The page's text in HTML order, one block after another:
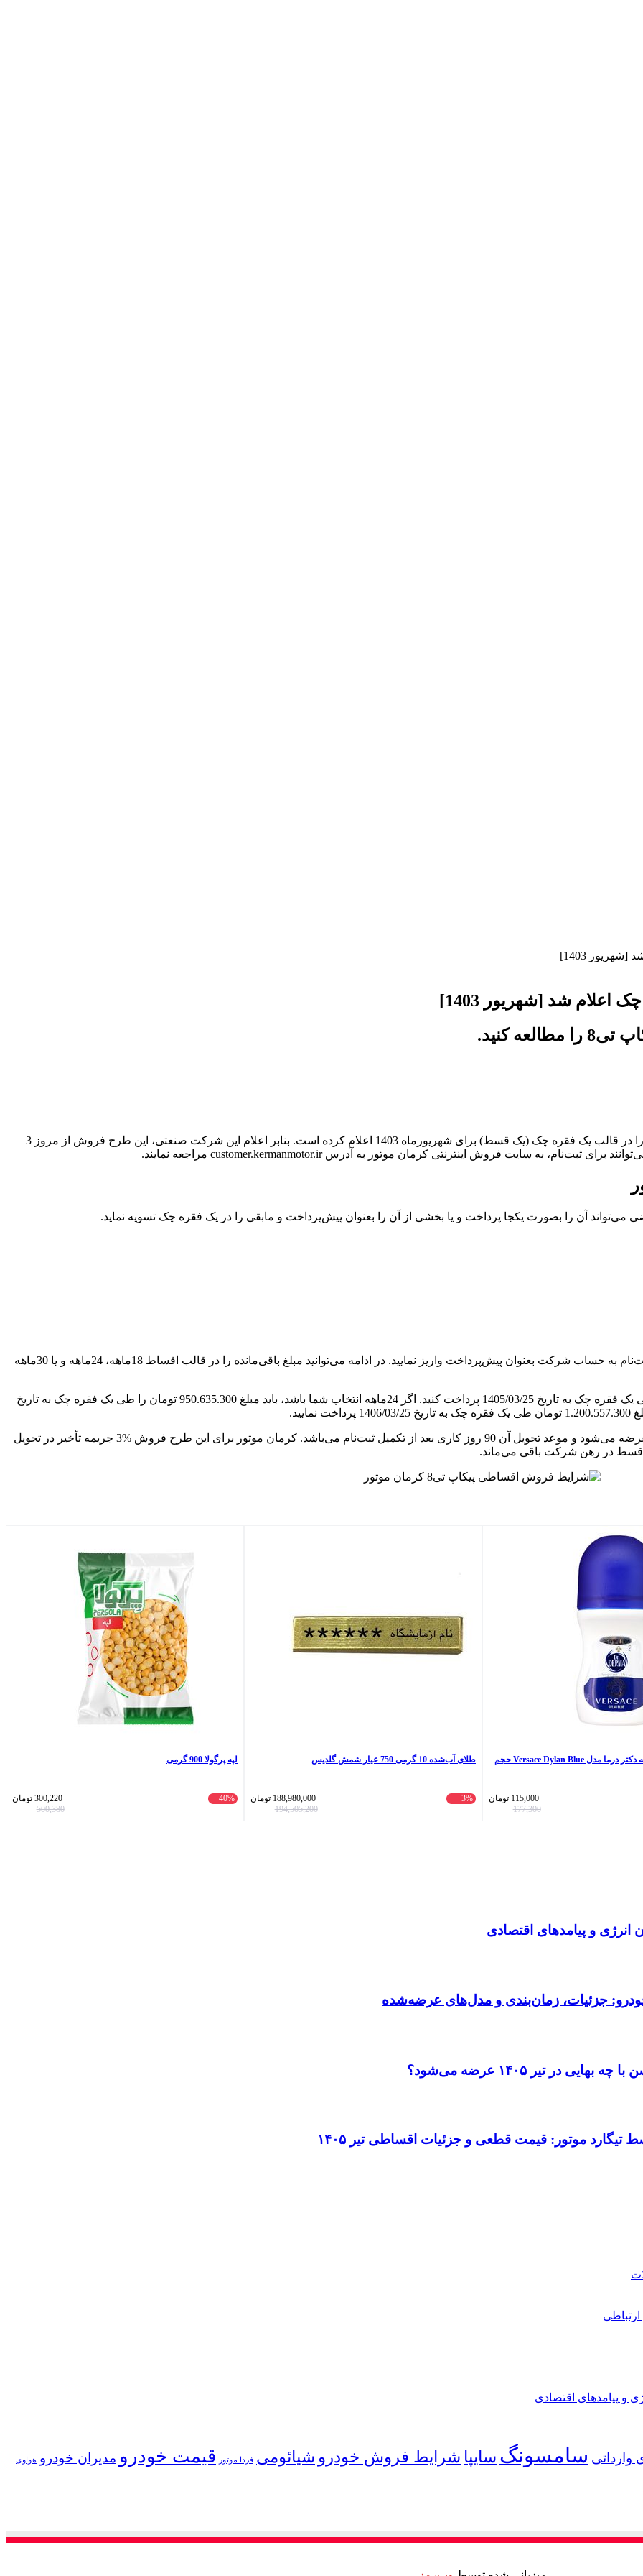
کنید.
گروه خودروسازی کرمان موتور شرایط فروش اقساطی پیکاپ تی8 را در قالب یک فقره چک (یک قسط) برای شهریورماه 1403 اعلام کرده است. بنابر اعلام این شرکت صنعتی، این طرح فروش از مروز 3
برای خرید اقساطی، باید 1 میلیارد تومان از مبلغ خودرو را در زمان ثبت‌نام به حساب شرکت بعنوان پیش‌پرداخت واریز نمایید. در ادامه می‌توانید مبلغ باقی‌مانده را در قالب اقساط 18ماهه، 24ماهه و یا 30ماهه
اگر اقساط 18ماهه را انتخاب کنید، باید مبلغ 800.367.900 تومان را طی یک فقره چک به تاریخ 1405/03/25 پرداخت کنید. اگر 24ماهه انتخاب شما باشد، باید مبلغ 950.635.300 تومان را طی یک فقره چک به تاریخ
اتومبیل با مدل 1403 در رنگ‌های سفید، مشکی، قرمز و آبی زنگاری عرضه می‌شود و موعد تحویل آن 90 روز کاری بعد از تکمیل ثبت‌نام می‌باشد. کرمان موتور برای این طرح فروش %3 جریمه تأخیر در تحویل
قسط در رهن شرکت باقی می‌ماند.
رول ضد تعریق مردانه دکتر درما مدل Versace Dylan Blue حجم
115,000 تومان
177,300
طلای آب‌شده 10 گرمی 750 عیار شمش گلدیس
3%
188,980,000 تومان
194,505,200
لپه پرگولا 900 گرمی
40%
300,220 تومان
500,380
و پیامدهای اقتصادی
جزئیات، زمان‌بندی و مدل‌های عرضه‌شده
تیر ۱۴۰۵ عرضه می‌شود؟
و پیامدهای اقتصادی
وارداتی سامسونگ سایپا شرایط فروش خودرو شیائومی فردا موتور قیمت خودرو مدیران خودرو هواوی